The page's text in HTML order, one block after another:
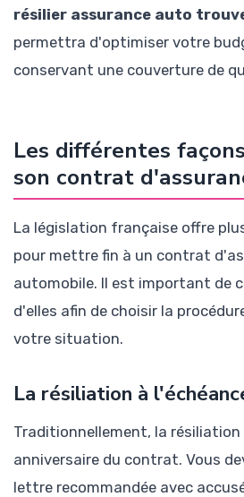
résilier assurance auto
permettra d'optimiser votre
conservant une couverture de
Les différentes
son contrat
La législation française offre
pour mettre fin à un contrat
automobile. Il est important de
d'elles afin de choisir la
votre situation.
La résiliation à
Traditionnellement, la
anniversaire du contrat. Vous
lettre recommandée avec